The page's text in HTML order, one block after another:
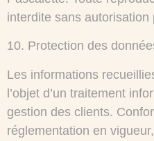
interdite sans autorisation
10.⁠ ⁠Protection des
Les informations
l’objet d’un traitement
gestion des clients.
réglementation en